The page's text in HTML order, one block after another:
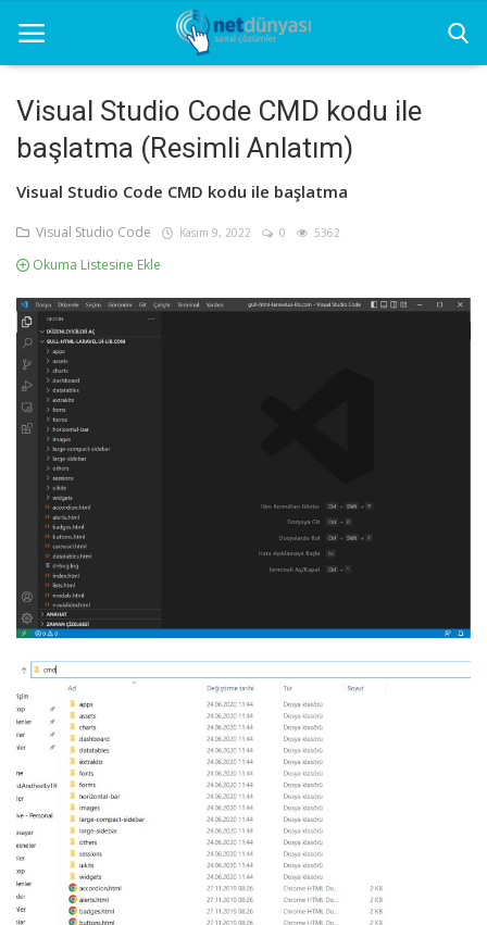
Ana Sayfa
Net Dünyası
Seo
Sunucu
Yazılım
Yazılım Programları
İletişim
Giriş
Kayıt
Visual Studio Code CMD kodu ile
başlatma (Resimli Anlatım)
Visual Studio Code CMD kodu ile başlatma
Visual Studio Code Kasım 9, 2022 0 5362
Okuma Listesine Ekle